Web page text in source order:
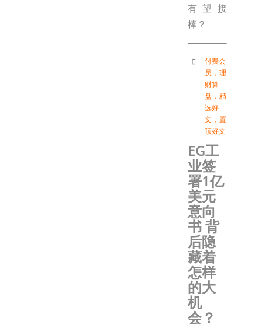
有望接
棒？
付费会
员 ， 理
财算
盘 ， 精
选好
文 ， 置
顶好文
EG工
业签
署1亿
美元
意向
书 背
后隐
藏着
怎样
的大
机
会？